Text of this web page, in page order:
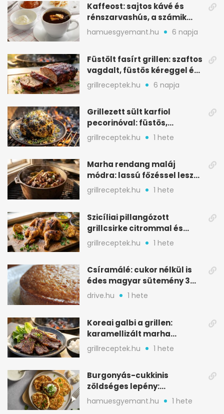
Kaffeost: sajtos kávé és
rénszarvashús, a számik
melegítő itala
hamuesgyemant.hu 6 napja
Füstölt fasírt grillen: szaftos
vagdalt, füstös kéreggel és
BBQ mázzal
grillreceptek.hu 6 napja
Grillezett sült karfiol
pecorinóval: füstös,
karamellizált nyári kedvenc
grillreceptek.hu 1 hete
Marha rendang maláj
módra: lassú főzéssel lesz
igazán szaftos
grillreceptek.hu 1 hete
Szicíliai pillangózott
grillcsirke citrommal és
oregánóval
grillreceptek.hu 1 hete
Csíramálé: cukor nélkül is
édes magyar sütemény 3
alapanyagból
drive.hu 1 hete
Koreai galbi a grillen:
karamellizált marha
rövidborda gyorsan
grillreceptek.hu 1 hete
Burgonyás-cukkinis
zöldséges lepény:
aranybarna, szaftos, hús
nélkül is
hamuesgyemant.hu 1 hete